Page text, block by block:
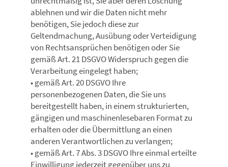
ablehnen und wir die Daten nicht mehr
benötigen, Sie jedoch diese zur
Geltendmachung, Ausübung oder Verteidigung
von Rechtsansprüchen benötigen oder Sie
gemäß Art. 21 DSGVO Widerspruch gegen die
Verarbeitung eingelegt haben;
• gemäß Art. 20 DSGVO Ihre
personenbezogenen Daten, die Sie uns
bereitgestellt haben, in einem strukturierten,
gängigen und maschinenlesebaren Format zu
erhalten oder die Übermittlung an einen
anderen Verantwortlichen zu verlangen;
• gemäß Art. 7 Abs. 3 DSGVO Ihre einmal erteilte
Einwilligung jederzeit gegenüber uns zu